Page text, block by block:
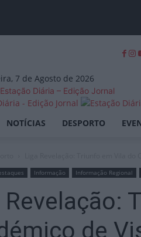
7 de Agosto de 2026
Estação Diária – Edição Jornal
NOTÍCIAS DESPORTO
Informação Informação Regional
Revelação:
de